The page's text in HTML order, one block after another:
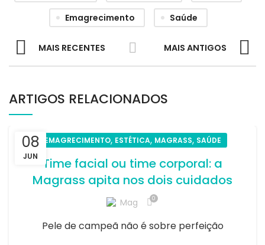
Emagrecimento Saúde
MAIS RECENTES MAIS ANTIGOS
ARTIGOS RELACIONADOS
08
JUN
EMAGRECIMENTO, ESTÉTICA, MAGRASS, SAÚDE
Time facial ou time corporal: a
Magrass apita nos dois cuidados
Mag 0
Pele de campeã não é sobre perfeição